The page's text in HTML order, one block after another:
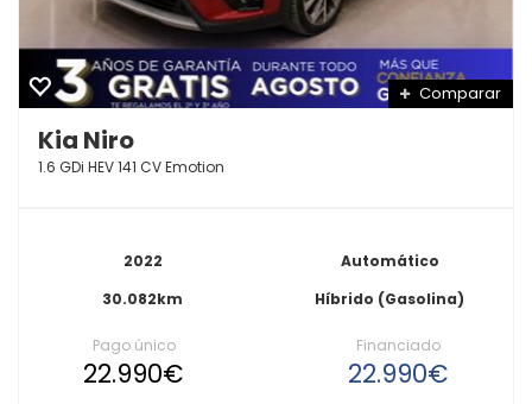
Comparar
Kia Niro
1.6 GDi HEV 141 CV Emotion
2022
30.082km
Automático
Híbrido (Gasolina)
Pago único
22.990€
Financiado
22.990€